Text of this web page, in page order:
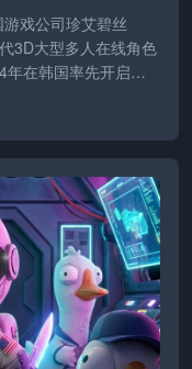
戏公司珍艾碧丝
3D大型多人在线角色
年在韩国率先开启